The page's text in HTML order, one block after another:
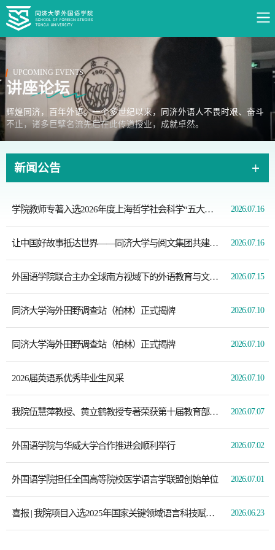
UPCOMING EVENTS
讲座论坛
辉煌同济，百年外语。一个多世纪以来，同济外语人不畏时艰、奋斗
不止，诸多巨擘名流先后在此传道授业，成就卓然。
新闻公告
学院教师专著入选2026年度上海哲学社会科学“五大文库”出版计划 2026.07.16
让中国好故事抵达世界——同济大学与阅文集团共建产教融合创新实践基地 2026.07.16
外国语学院联合主办全球南方视域下的外语教育与文化传播国际研讨会 2026.07.15
同济大学海外田野调查站（柏林）正式揭牌 2026.07.10
同济大学海外田野调查站（柏林）正式揭牌 2026.07.10
2026届英语系优秀毕业生风采 2026.07.10
我院伍慧萍教授、黄立鹤教授专著荣获第十届教育部人文社科优秀成果奖项 2026.07.07
外国语学院与华威大学合作推进会顺利举行 2026.07.02
外国语学院担任全国高等院校医学语言学联盟创始单位 2026.07.01
喜报 | 我院项目入选2025年国家关键领域语言科技赋能创新项目案例 2026.06.23